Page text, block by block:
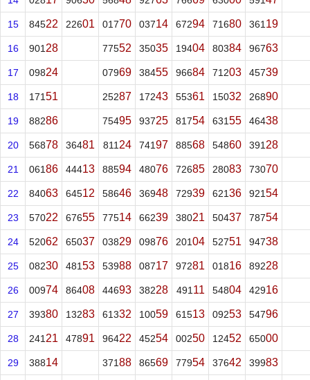
15 84522 22601 01770 03714 67294 71680 361 19
16 901 28 77552 35035 19404 80384 96763
17 09824 07969 38455 96684 71203 45739
18 17151 25287 17243 55361 15032 26890
19 88286 75495 93725 81754 63155 46438
20 56878 36481 811 24 74197 88568 54860 391 28
21 06186 44413 88594 48076 72685 28083 73070
22 84063 64512 58646 36948 72939 62136 92154
23 57022 67655 77514 66239 38021 50437 78754
24 52062 65037 03829 09876 20104 52751 94738
25 08230 48153 53988 08717 97281 01816 89228
26 00974 86408 44693 38228 491 11 54804 42916
27 39380 13283 61332 10059 61513 09253 54796
28 241 21 47891 96422 45254 00250 12452 65000
29 38814 37188 86569 77954 37642 39983